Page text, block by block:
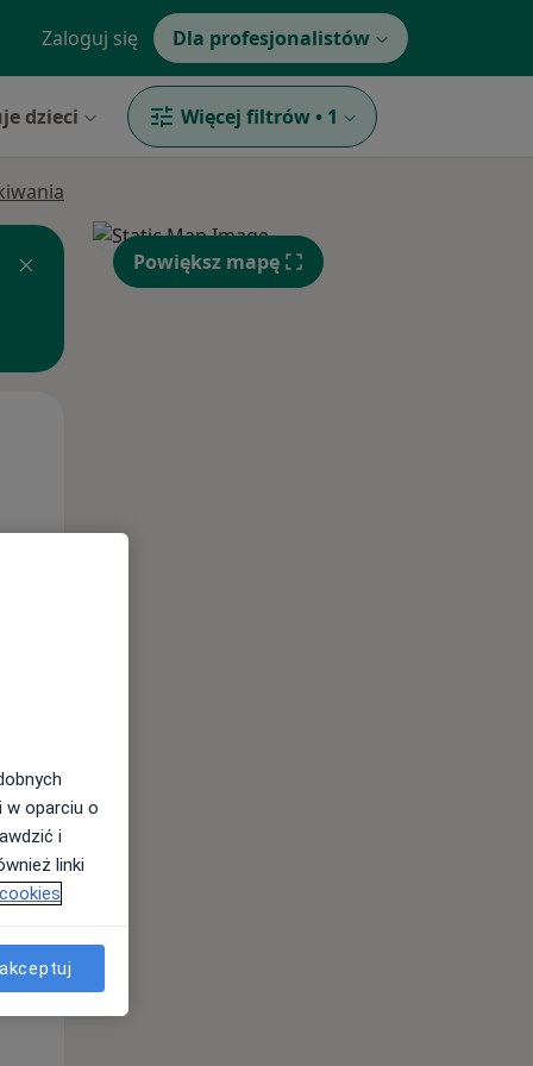
Zaloguj się Dla profesjonalistów
dzieci Więcej filtrów • 1
Wt,
11 Sie
Powiększ mapę
w oparciu o
i
linki